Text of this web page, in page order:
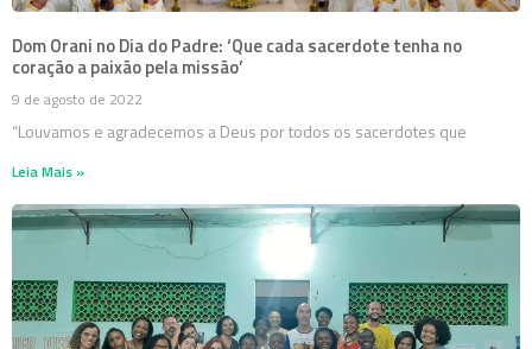
Dom Orani no Dia do Padre: ‘Que cada sacerdote tenha no
coração a paixão pela missão’
9 de agosto de 2022
“Louvamos e agradecemos a Deus por todos os sacerdotes que
Leia Mais »